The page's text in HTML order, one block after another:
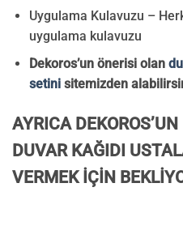
Uygulama Kulavuzu –
uygulama kulavuzu
Dekoros’un önerisi olan
setinisitemizden
AYRICA
DUVAR KAĞIDI
VERMEK İÇİN